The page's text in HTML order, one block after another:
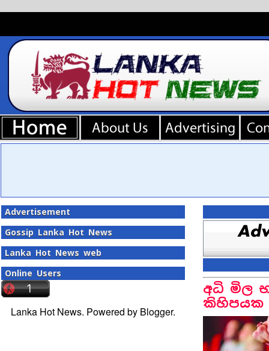
Advertisement
Gossip Lanka Hot News
Lanka Hot News web
Online Users
Lanka Hot News. Powered by Blogger.
අධි මිල
කිහිපයක